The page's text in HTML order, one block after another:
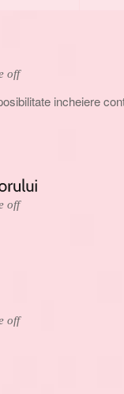
off
incheiere
off
off